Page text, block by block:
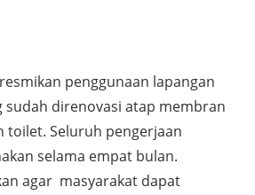
penggunaan lapangan
sudah direnovasi atap membran
toilet. Seluruh pengerjaan
selama empat bulan.
agar masyarakat dapat